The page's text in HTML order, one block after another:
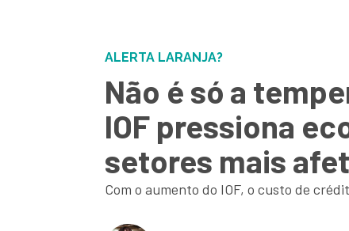
ALERTA LARANJA?
Não é só a
IOF pressiona
setores mais
Com o aumento do IOF, o custo de